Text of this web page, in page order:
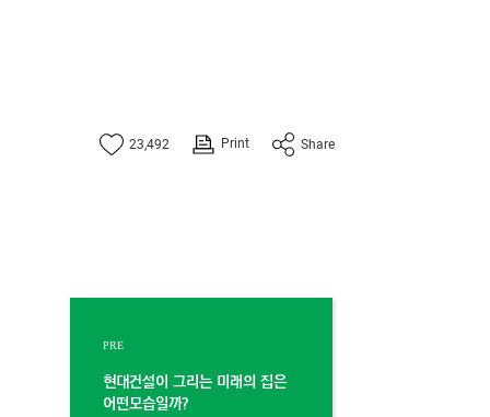
23,492 Print Share
PRE
현대건설이 그리는 미래의 집은
어떤모습일까?